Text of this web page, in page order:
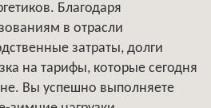
Благодаря
в отрасли
затраты, долги
на тарифы, которые сегодня
Вы успешно выполняете